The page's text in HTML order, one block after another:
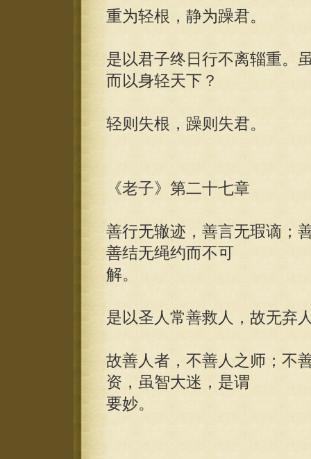
重为轻根，静为躁君。
是以君子终日行不离辎重。
而以身轻天下？
轻则失根，躁则失君。
《老子》第二十七章
善行无辙迹，善言无瑕谪；
善结无绳约而不可
解。
是以圣人常善救人，故无弃
故善人者，不善人之师；不
资，虽智大迷，是谓
要妙。